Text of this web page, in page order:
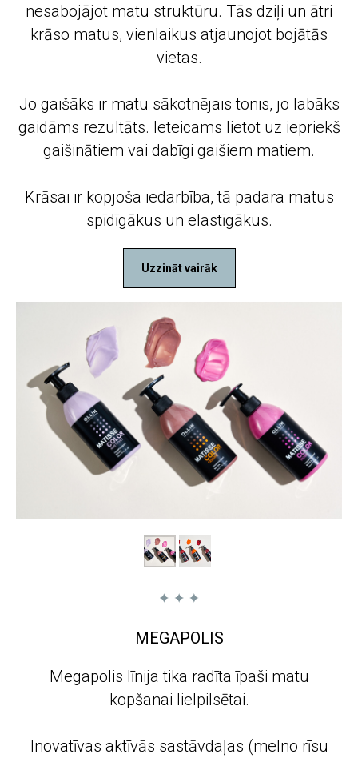
nesabojājot matu struktūru. Tās dziļi un ātri
krāso matus, vienlaikus atjaunojot bojātās
vietas.
Jo gaišāks ir matu sākotnējais tonis, jo labāks
gaidāms rezultāts. Ieteicams lietot uz iepriekš
gaišinātiem vai dabīgi gaišiem matiem.
Krāsai ir kopjoša iedarbība, tā padara matus
spīdīgākus un elastīgākus.
Uzzināt vairāk
MEGAPOLIS
Megapolis līnija tika radīta īpaši matu
kopšanai lielpilsētai.
Inovatīvas aktīvās sastāvdaļas (melno rīsu